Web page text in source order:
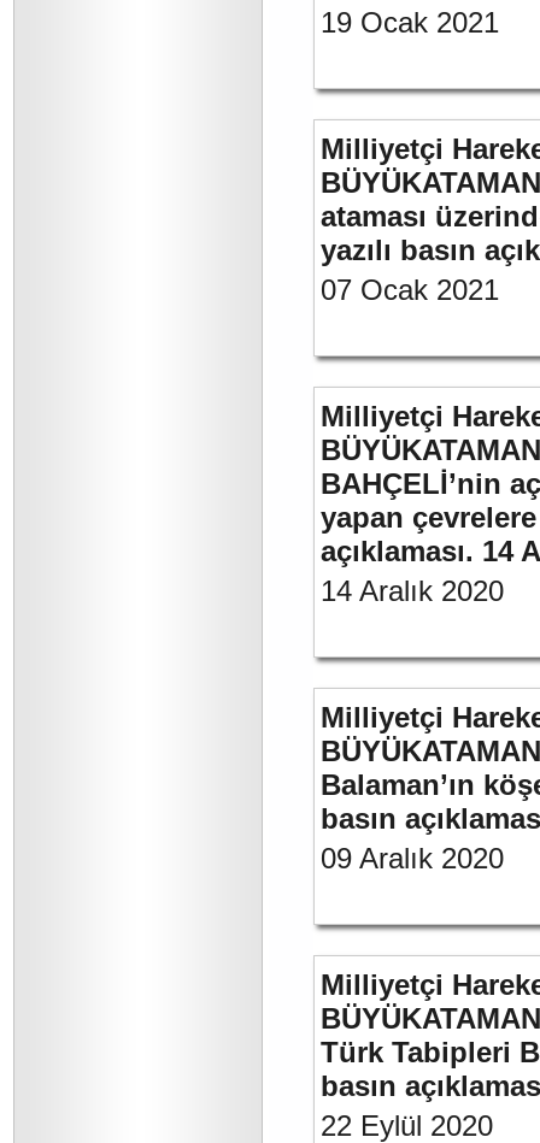
19 Ocak 2021
Milliyetçi
ataması
yazılı basın
07 Ocak 2021
Milliyetçi
BAHÇELİ’nin
yapan
açıklaması. 14
14 Aralık 2020
Milliyetçi
Balaman’ın
basın
09 Aralık 2020
Milliyetçi
Türk Tabipleri
basın
22 Eylül 2020